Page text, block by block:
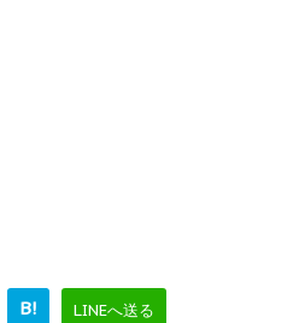
B! LINEへ送る